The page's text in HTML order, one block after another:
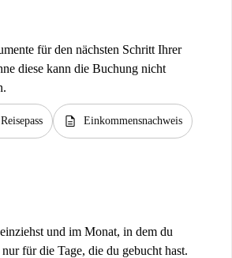
für den nächsten Schritt Ihrer
diese kann die Buchung nicht
Reisepass description Einkommensnachweis
und im Monat, in dem du
für die Tage, die du gebucht hast.